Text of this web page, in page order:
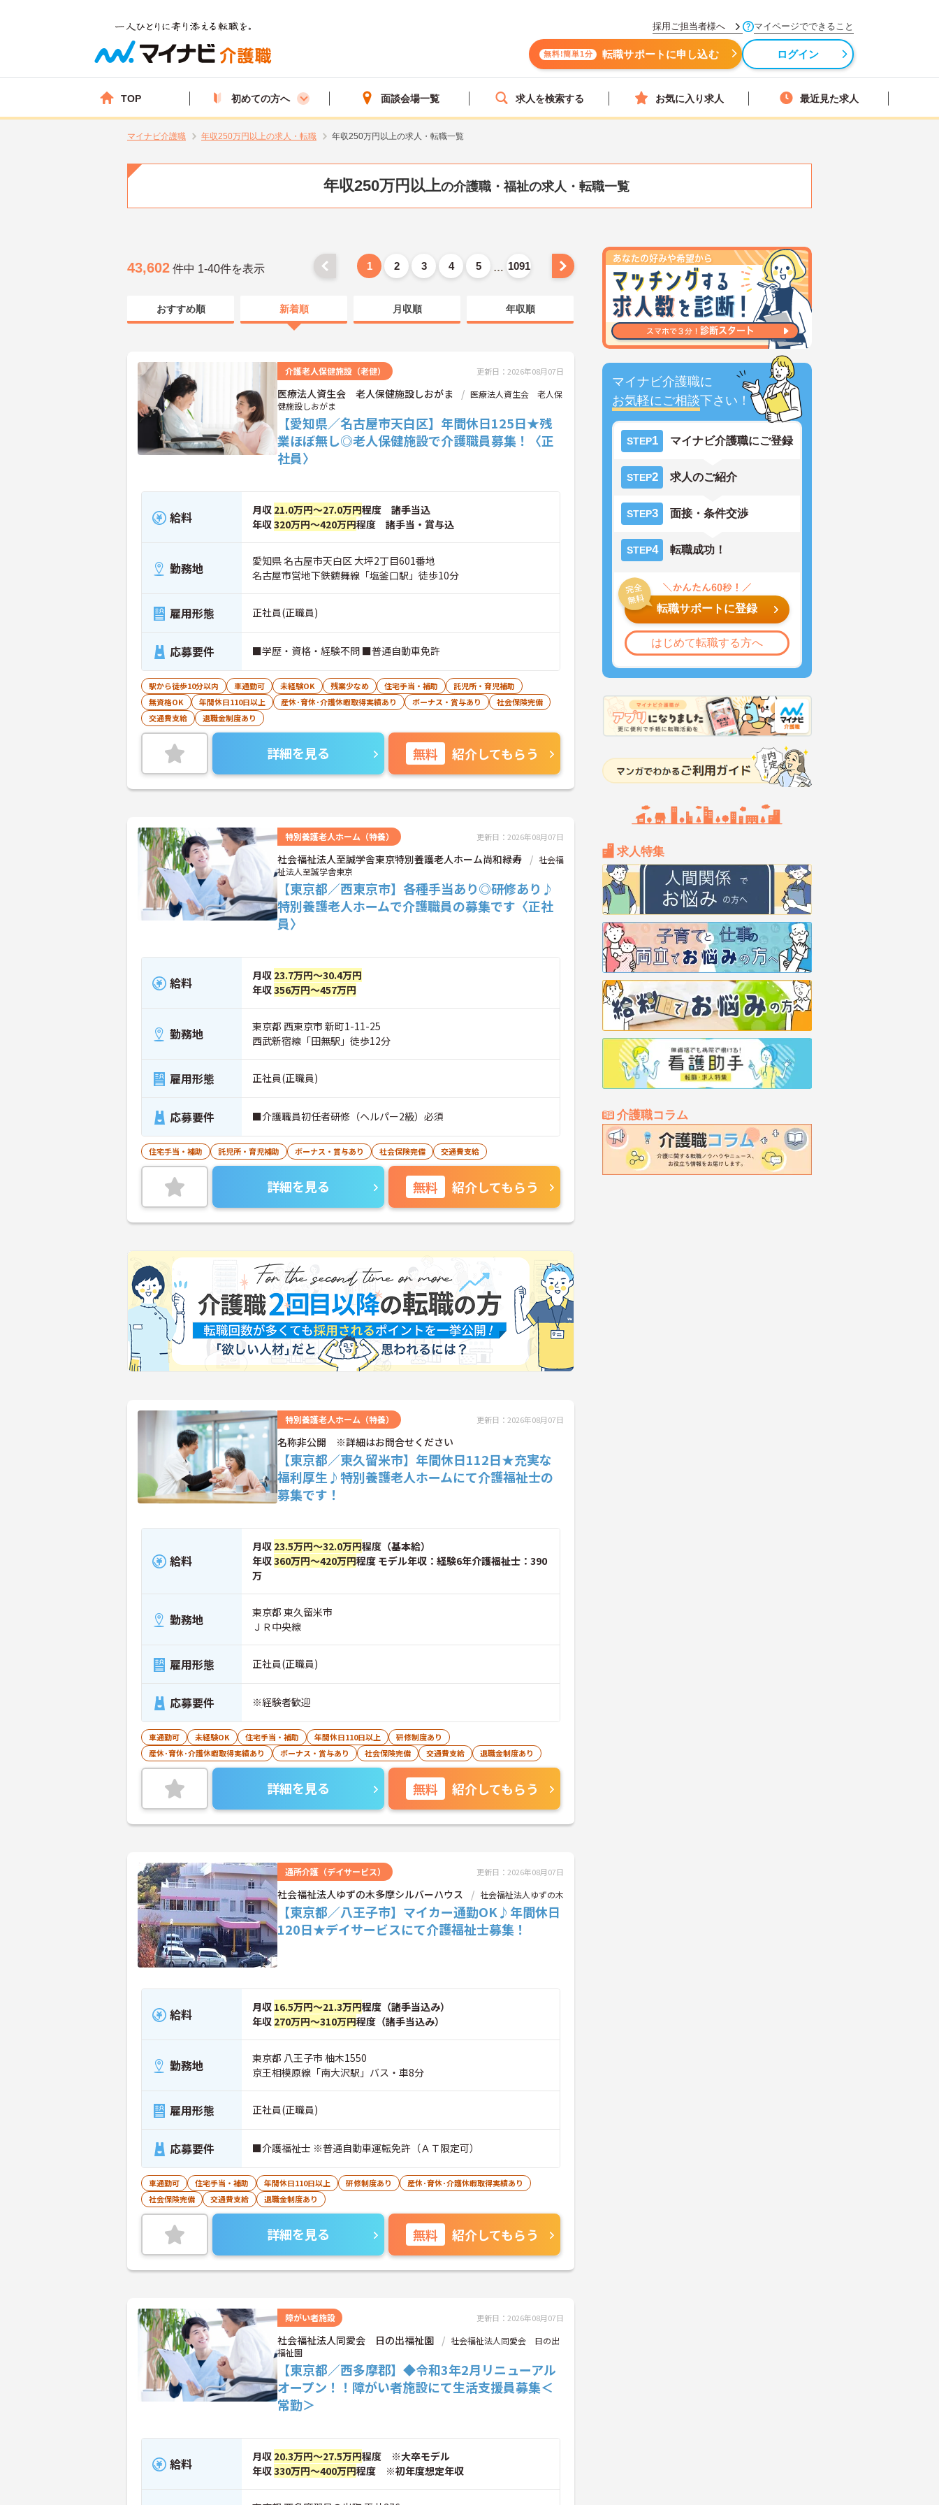
採用ご担当者様へ マイページでできること
無料!簡単1分 転職サポートに申し込む ログイン
TOP 初めての方へ 面談会場一覧 求人を検索する お気に入り求人 最近見た求人
マイナビ介護職 年収250万円以上の求人・転職 年収250万円以上の求人・転職一覧
年収250万円以上の介護職・福祉の求人・転職一覧
マイナビ介護職に
お気軽にご相談下さい！
STEP1 マイナビ介護職にご登録
STEP2 求人のご紹介
STEP3 面接・条件交渉
STEP4 転職成功！
転職サポートに登録
はじめて転職する方へ
求人特集
介護職コラム
43,602 件中 1-40件を表示 1 2 3 4 5 … 1091
おすすめ順 新着順 月収順 年収順
介護老人保健施設（老健） 更新日：2026年08月07日
医療法人資生会 老人保健施設しおがま
医療法人資生会 老人保
健施設しおがま
【愛知県／名古屋市天白区】年間休日125日★残
業ほぼ無し◎老人保健施設で介護職員募集！〈正
社員〉
給料 月収 21.0万円～27.0万円程度 諸手当込
年収320万円～420万円程度 諸手当・賞与込
勤務地
愛知県 名古屋市天白区 大坪2丁目601番地
名古屋市営地下鉄鶴舞線「塩釜口駅」徒歩10分
雇用形態 正社員(正職員)
応募要件 ■学歴・資格・経験不問 ■普通自動車免許
駅から徒歩10分以内 車通勤可 未経験OK 残業少なめ 住宅手当・補助
託児所・育児補助
無資格OK
年間休日110日以上 産休･育休･介護休暇取得実績あり ボーナス・賞与あり
社会保険完備
交通費支給
退職金制度あり
詳細を見る 無料 紹介してもらう
特別養護老人ホーム（特養） 更新日：2026年08月07日
社会福祉法人至誠学舎東京特別養護老人ホーム尚和緑寿
社会福
祉法人至誠学舎東京
【東京都／西東京市】各種手当あり◎研修あり♪
特別養護老人ホームで介護職員の募集です〈正社
員〉
給料 月収 23.7万円～30.4万円
年収356万円～457万円
勤務地
東京都 西東京市 新町1-11-25
西武新宿線「田無駅」徒歩12分
雇用形態 正社員(正職員)
応募要件 ■介護職員初任者研修（ヘルパー2級）必須
住宅手当・補助 託児所・育児補助 ボーナス・賞与あり 社会保険完備 交通費支給
詳細を見る 無料 紹介してもらう
特別養護老人ホーム（特養） 更新日：2026年08月07日
名称非公開 ※詳細はお問合せください
【東京都／東久留米市】年間休日112日★充実な
福利厚生♪特別養護老人ホームにて介護福祉士の
募集です！
給料
月収 23.5万円～32.0万円程度（基本給）
年収360万円～420万円程度 モデル年収：経験6年介護福祉士：390
万
勤務地
東京都 東久留米市
ＪＲ中央線
雇用形態 正社員(正職員)
応募要件 ※経験者歓迎
車通勤可 未経験OK 住宅手当・補助 年間休日110日以上
研修制度あり
産休･育休･介護休暇取得実績あり
ボーナス・賞与あり 社会保険完備 交通費支給 退職金制度あり
詳細を見る 無料 紹介してもらう
通所介護（デイサービス） 更新日：2026年08月07日
社会福祉法人ゆずの木多摩シルバーハウス 社会福祉法人ゆずの木
【東京都／八王子市】マイカー通勤OK♪年間休日
120日★デイサービスにて介護福祉士募集！
給料 月収 16.5万円～21.3万円程度（諸手当込み）
年収 270万円～310万円程度（諸手当込み）
勤務地
東京都 八王子市 柚木1550
京王相模原線「南大沢駅」バス・車8分
雇用形態 正社員(正職員)
応募要件 ■介護福祉士 ※普通自動車運転免許（ＡＴ限定可）
車通勤可 住宅手当・補助 年間休日110日以上 研修制度あり
産休･育休･介護休暇取得実績あり
社会保険完備
交通費支給 退職金制度あり
詳細を見る 無料 紹介してもらう
障がい者施設 更新日：2026年08月07日
社会福祉法人同愛会 日の出福祉園
社会福祉法人同愛会 日の出
福祉園
【東京都／西多摩郡】◆令和3年2月リニューアル
オープン！！障がい者施設にて生活支援員募集＜
常勤＞
給料 月収 20.3万円～27.5万円程度 ※大卒モデル
年収330万円～400万円程度 ※初年度想定年収